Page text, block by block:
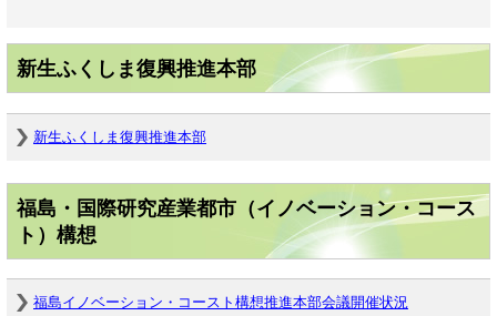
新生ふくしま復興推進本部
新生ふくしま復興推進本部
福島・国際研究産業都市（イノベーション・コース
ト）構想
福島イノベーション・コースト構想推進本部会議開催状況